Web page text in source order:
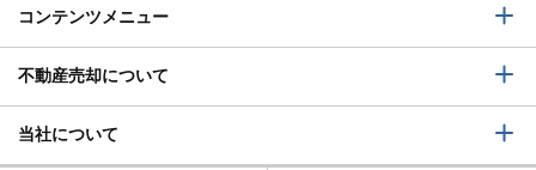
コンテンツメニュー
不動産売却について
当社について